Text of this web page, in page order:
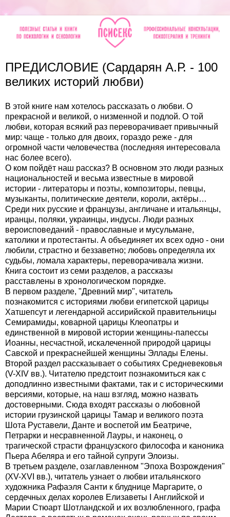
ПРЕДИСЛОВИЕ (Сардарян А.Р. - 100
великих историй любви)
В этой книге нам хотелось рассказать о любви. О
прекрасной и великой, о низменной и подлой. О той
любви, которая всякий раз переворачивает привычный
мир: чаще - только для двоих, гораздо реже - для
огромной части человечества (последняя интересовала
нас более всего).
О ком пойдёт наш рассказ? В основном это люди разных
национальностей и весьма известные в мировой
истории - литераторы и поэты, композиторы, певцы,
музыканты, политические деятели, короли, актёры…
Среди них русские и французы, англичане и итальянцы,
иранцы, поляки, украинцы, индусы. Люди разных
вероисповеданий - православные и мусульмане,
католики и протестанты. А объединяет их всех одно - они
любили, страстно и беззаветно; любовь определяла их
судьбы, ломала характеры, переворачивала жизни.
Книга состоит из семи разделов, а рассказы
расставлены в хронологическом порядке.
В первом разделе, "Древний мир", читатель
познакомится с историями любви египетской царицы
Хатшепсут и легендарной ассирийской правительницы
Семирамиды, коварной царицы Клеопатры и
единственной в мировой истории женщины-папессы
Иоанны, несчастной, искалеченной природой царицы
Савской и прекраснейшей женщины Эллады Елены.
Второй раздел рассказывает о событиях Средневековья
(V-XIV вв.). Читателю предстоит познакомиться как с
доподлинно известными фактами, так и с историческими
версиями, которые, на наш взгляд, можно назвать
достоверными. Сюда входят рассказы о любовной
истории грузинской царицы Тамар и великого поэта
Шота Руставели, Данте и воспетой им Беатриче,
Петрарки и несравненной Лауры, и наконец, о
трагической страсти французского философа и каноника
Пьера Абеляра и его тайной супруги Элоизы.
В третьем разделе, озаглавленном "Эпоха Возрождения"
(XV-XVI вв.), читатель узнает о любви итальянского
художника Рафаэля Санти к блуднице Маргарите, о
сердечных делах королев Елизаветы I Английской и
Марии Стюарт Шотландской и их возлюбленного, графа